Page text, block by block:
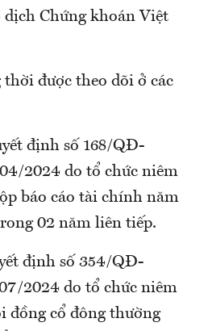
dịch Chứng khoán Việt
được theo dõi ở các
định số 168/QĐ-
2024 do tổ chức niêm
báo cáo tài chính năm
02 năm liên tiếp.
định số 354/QĐ-
2024 do tổ chức niêm
đồng cổ đông thường